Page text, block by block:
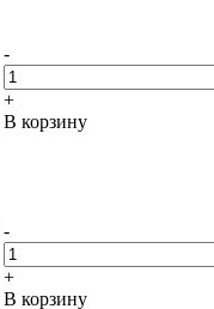
-
+
В корзину
-
+
В корзину